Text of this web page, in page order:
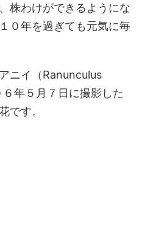
株わけができるようにな
０年を過ぎても元気に毎
ニイ（Ranunculus
年５月７日に撮影した
です。